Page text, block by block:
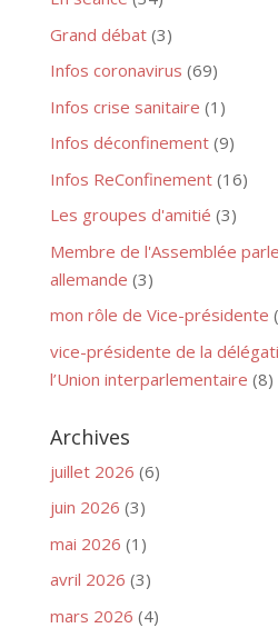
Grand débat(3)
Infos coronavirus (69)
Infos crise sanitaire (1)
Infos déconfinement(9)
Infos ReConfinement(16)
Les groupes d'amitié (3)
Membre de l'Assemblée
allemande (3)
mon rôle de Vice-présidente
vice-présidente de la
l’Union interparlementaire (8)
Archives
juillet 2026 (6)
juin 2026 (3)
mai 2026 (1)
avril 2026 (3)
mars 2026 (4)